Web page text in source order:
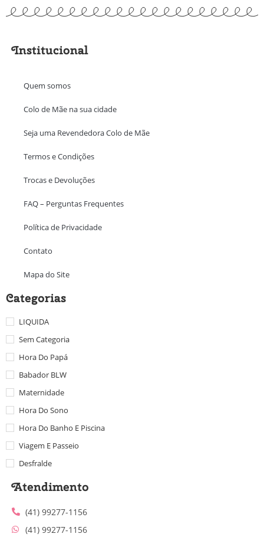
Institucional
Quem somos
Colo de Mãe na sua cidade
Seja uma Revendedora Colo de Mãe
Termos e Condições
Trocas e Devoluções
FAQ – Perguntas Frequentes
Política de Privacidade
Contato
Mapa do Site
Categorias
LIQUIDA
Sem Categoria
Hora Do Papá
Babador BLW
Maternidade
Hora Do Sono
Hora Do Banho E Piscina
Viagem E Passeio
Desfralde
Atendimento
(41) 99277-1156
(41) 99277-1156